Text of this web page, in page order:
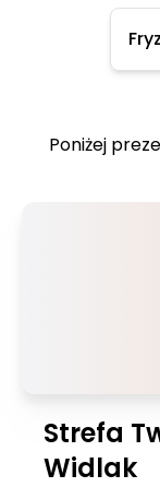
Poniżej
Strefa
Widlak